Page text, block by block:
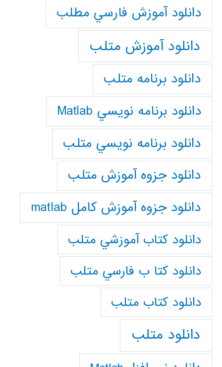
دانلود آموزش فارسي مطلب
دانلود آموزش متلب
دانلود برنامه متلب
دانلود برنامه نويسي Matlab
دانلود برنامه نويسي متلب
دانلود جزوه آموزش متلب
دانلود جزوه آموزش کامل matlab
دانلود كتاب آموزشي متلب
دانلود كتا ب فارسي متلب
دانلود كتاب متلب
دانلود متلب